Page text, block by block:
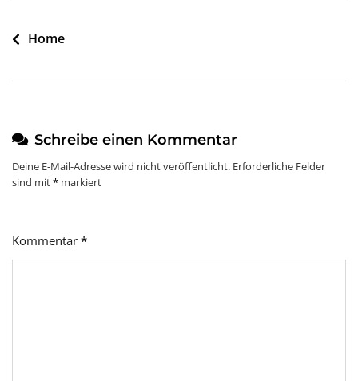
Beitragsnavigation
Home
Schreibe einen Kommentar
Deine E-Mail-Adresse wird nicht veröffentlicht. Erforderliche Felder
sind mit* markiert
Kommentar *